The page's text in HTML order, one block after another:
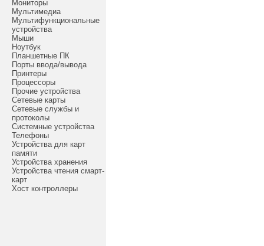
Мониторы
Мультимедиа
Мультифункциональные
устройства
Мыши
Ноутбук
Планшетные ПК
Порты ввода/вывода
Принтеры
Процессоры
Прочие устройства
Сетевые карты
Сетевые службы и
протоколы
Системные устройства
Телефоны
Устройства для карт
памяти
Устройства хранения
Устройства чтения смарт-
карт
Хост контроллеры